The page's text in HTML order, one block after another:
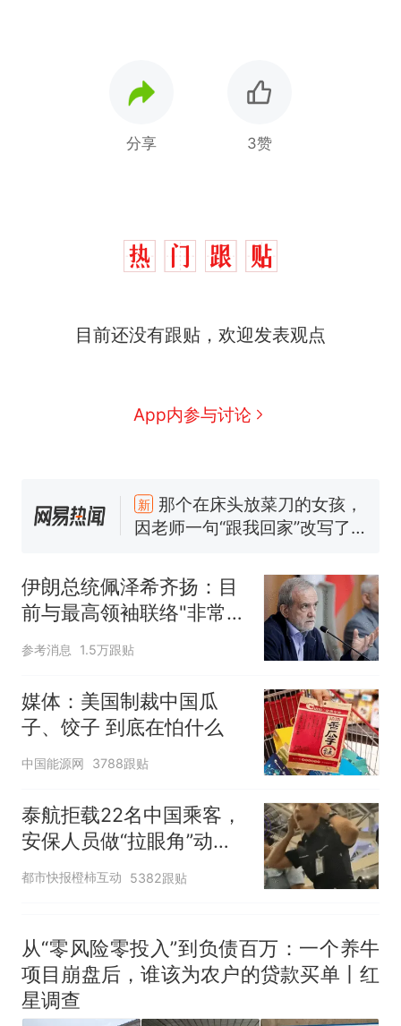
分享 3赞
目前还没有跟贴，欢迎发表观点
App内参与讨论
新
那个在床头放菜刀的女孩，
因老师一句“跟我回家”改写了
号，仅凭视频评出？中国烹饪
协会回应
男子上山采菌偶然发现鸡枞菌
窝，原地守1天等它长大：挖了
140多朵
美国渔民钓获鲨鱼徒手将其拽
来源：参考消息）
笔试第一被第二名传话劝弃考
官方通报
制裁瓜子饺子，美国怕什
么？
伊朗总统佩泽希齐扬：目
前与最高领袖联络"非常困
难"
参考消息 1.5万跟贴
媒体：美国制裁中国瓜
子、饺子 到底在怕什么
中国能源网 3788跟贴
泰航拒载22名中国乘客，
安保人员做“拉眼角”动
作，泰国机场最新回应：
拒绝登机决定由航司作
改签但没兑现
都市快报橙柿互动 5382跟贴
从“零风险零投入”到负债百万：一个养牛
项目崩盘后，谁该为农户的贷款买单丨红
星调查